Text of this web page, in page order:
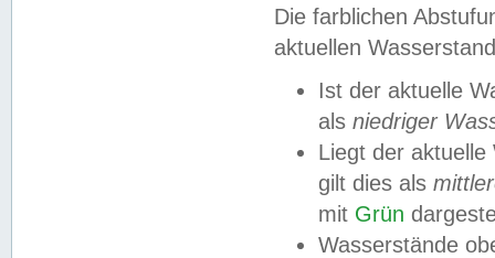
Die farblichen
aktuellen
Ist der aktuelle
als niedriger
Liegt der
gilt dies als
mit Grün
Wasserstände